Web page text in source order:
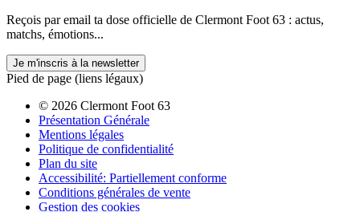
Reçois par email ta dose officielle de Clermont Foot 63 : actus,
matchs, émotions...
Je m'inscris à la newsletter
Pied de page (liens légaux)
© 2026 Clermont Foot 63
Présentation Générale
Mentions légales
Politique de confidentialité
Plan du site
Accessibilité: Partiellement conforme
Conditions générales de vente
Gestion des cookies